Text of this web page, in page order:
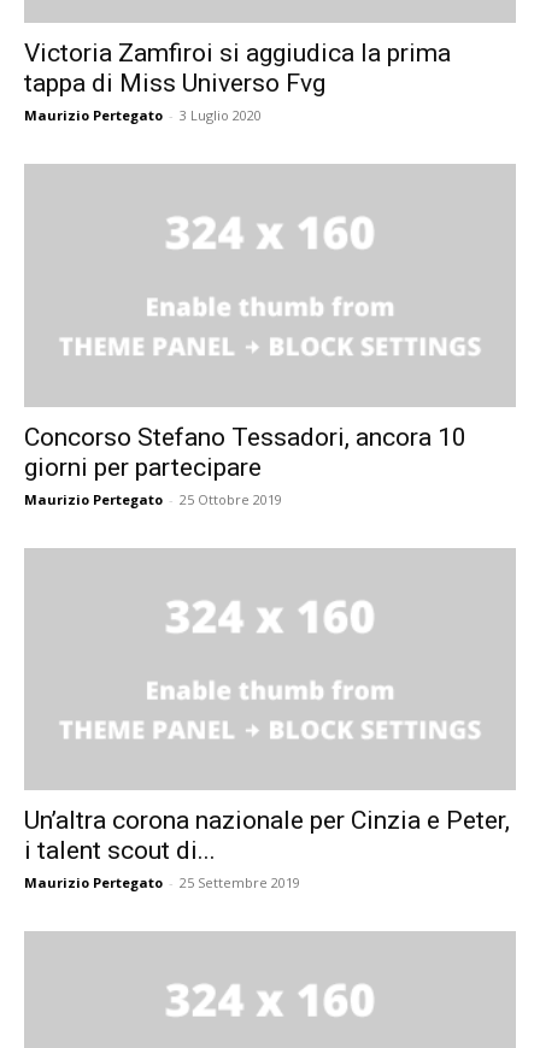
Victoria Zamfiroi si aggiudica la prima
tappa di Miss Universo Fvg
Maurizio Pertegato - 3 Luglio 2020
Concorso Stefano Tessadori, ancora 10
giorni per partecipare
Maurizio Pertegato - 25 Ottobre 2019
Un’altra corona nazionale per Cinzia e Peter,
i talent scout di...
Maurizio Pertegato - 25 Settembre 2019